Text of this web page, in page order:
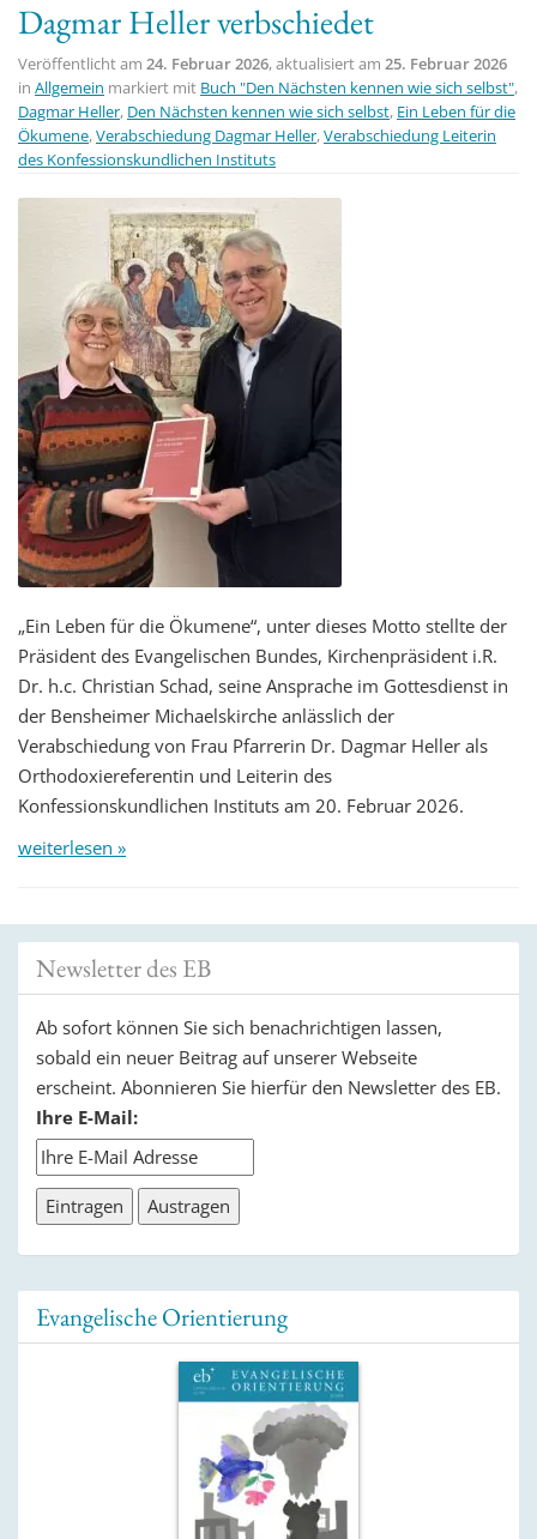
i
o
n
Dagmar Heller verbschiedet
Veröffentlicht am 24. Februar 2026, aktualisiert am 25. Februar 2026
in Allgemein markiert mit Buch "Den Nächsten kennen wie sich selbst",
Dagmar Heller, Den Nächsten kennen wie sich selbst, Ein Leben für die
Ökumene,Verabschiedung Dagmar Heller,Verabschiedung Leiterin
des Konfessionskundlichen Instituts
„Ein Leben für die Ökumene“, unter dieses Motto stellte der
Präsident des Evangelischen Bundes, Kirchenpräsident i.R.
Dr. h.c. Christian Schad, seine Ansprache im Gottesdienst in
der Bensheimer Michaelskirche anlässlich der
Verabschiedung von Frau Pfarrerin Dr. Dagmar Heller als
Orthodoxiereferentin und Leiterin des
Konfessionskundlichen Instituts am 20. Februar 2026.
weiterlesen »
Newsletter des EB
Ab sofort können Sie sich benachrichtigen lassen,
sobald ein neuer Beitrag auf unserer Webseite
erscheint. Abonnieren Sie hierfür den Newsletter des EB.
Ihre E-Mail:
Evangelische Orientierung